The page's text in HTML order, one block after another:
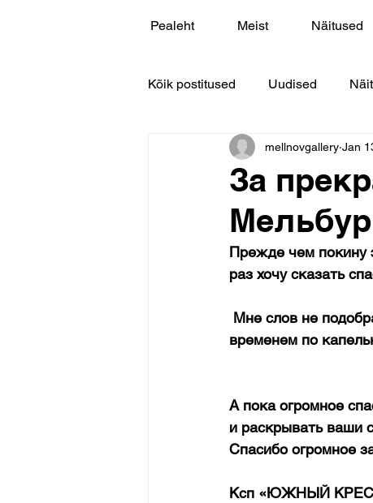
Pealeht Meist Näitused
Kõik postitused Uudised
За
mellnovgallery Jan
Прежде чем покину
раз хочу сказать
временем по
А пока огромное
и раскрывать ваши
Спасибо огромное
Ксп «ЮЖНЫЙ